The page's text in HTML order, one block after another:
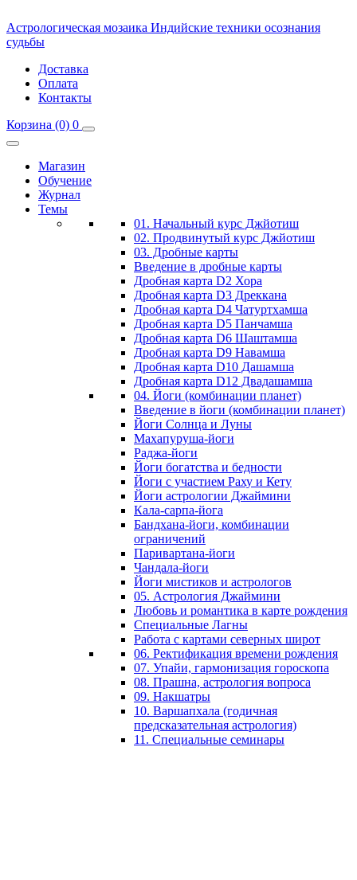
Астрологическая мозаика Индийские техники осознания
судьбы
Доставка
Оплата
Контакты
Корзина (0) 0
Магазин
Обучение
Журнал
Темы
01. Начальный курс Джйотиш
02. Продвинутый курс Джйотиш
03. Дробные карты
Введение в дробные карты
Дробная карта D2 Хора
Дробная карта D3 Дреккана
Дробная карта D4 Чатуртхамша
Дробная карта D5 Панчамша
Дробная карта D6 Шаштамша
Дробная карта D9 Навамша
Дробная карта D10 Дашамша
Дробная карта D12 Двадашамша
04. Йоги (комбинации планет)
Введение в йоги (комбинации планет)
Йоги Солнца и Луны
Махапуруша-йоги
Раджа-йоги
Йоги богатства и бедности
Йоги с участием Раху и Кету
Йоги астрологии Джаймини
Кала-сарпа-йога
Бандхана-йоги, комбинации
ограничений
Паривартана-йоги
Чандала-йоги
Йоги мистиков и астрологов
05. Астрология Джаймини
Любовь и романтика в карте рождения
Специальные Лагны
Работа с картами северных широт
06. Ректификация времени рождения
07. Упайи, гармонизация гороскопа
08. Прашна, астрология вопроса
09. Накшатры
10. Варшапхала (годичная
предсказательная астрология)
11. Специальные семинары